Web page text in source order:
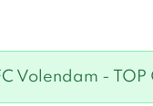
Volendam -